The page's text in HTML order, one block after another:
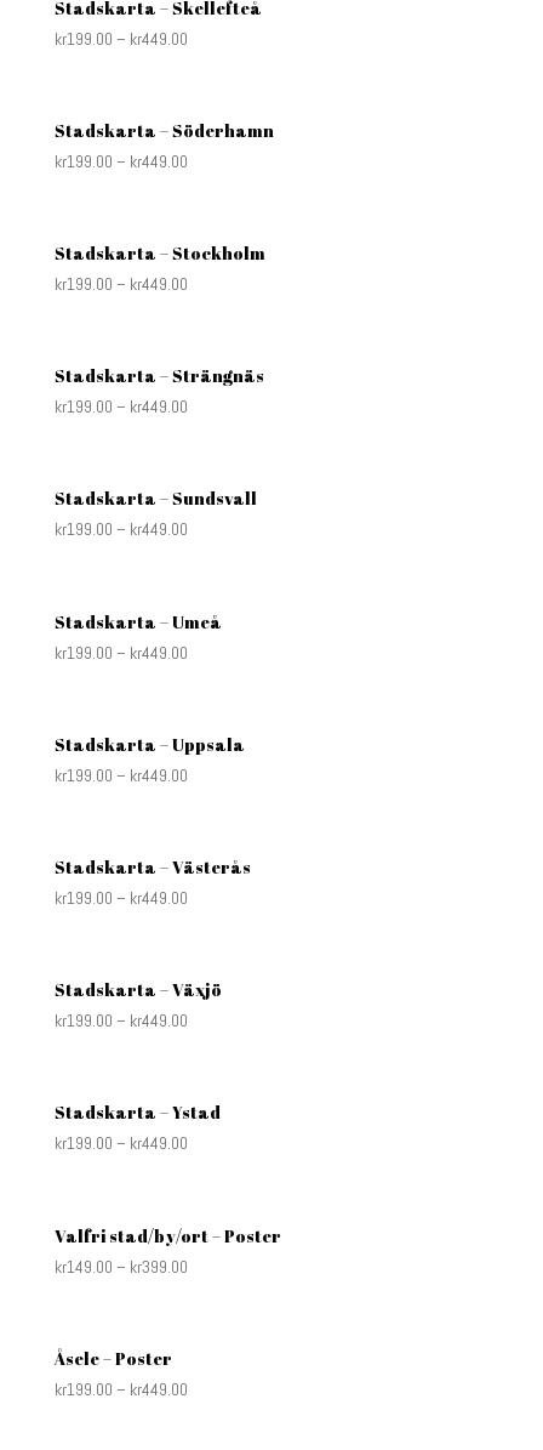
Stadskarta – Skellefteå
kr199.00 – kr449.00
Stadskarta – Söderhamn
kr199.00 – kr449.00
Stadskarta – Stockholm
kr199.00 – kr449.00
Stadskarta – Strängnäs
kr199.00 – kr449.00
Stadskarta – Sundsvall
kr199.00 – kr449.00
Stadskarta – Umeå
kr199.00 – kr449.00
Stadskarta – Uppsala
kr199.00 – kr449.00
Stadskarta – Västerås
kr199.00 – kr449.00
Stadskarta – Växjö
kr199.00 – kr449.00
Stadskarta – Ystad
kr199.00 – kr449.00
Valfri stad/by/ort – Poster
kr149.00 – kr399.00
Åsele – Poster
kr199.00 – kr449.00